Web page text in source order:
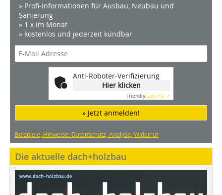
» Profi-Informationen für Ausbau, Neubau und
Sanierung
» 1 x im Monat
» kostenlos und jederzeit kündbar
Anti-Roboter-Verifizierung
Hier klicken
FriendlyCaptcha ⇗
» Jetzt anmelden!
Beispiele, Hinweise: Datenschutz, Analyse, Widerruf
Die aktuelle dach+holzbau